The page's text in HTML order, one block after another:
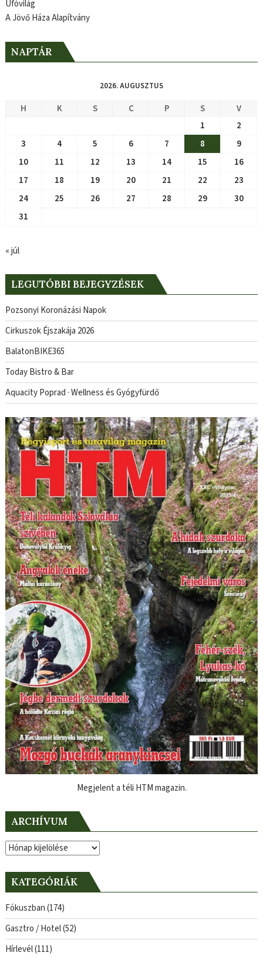
Ufóvilág
A Jövő Háza Alapítvány
NAPTÁR
2026. AUGUSZTUS
H K S C P S
V
1
2
3
4 5 6 7 8
9
10
11 12 13 14 15
16
17
18 19 20 21 22
23
24
25 26 27 28 29
30
31
« júl
LEGUTÓBBI BEJEGYZÉSEK
Pozsonyi Koronázási Napok
Cirkuszok Éjszakája 2026
BalatonBIKE365
Today Bistro & Bar
Aquacity Poprad · Wellness és Gyógyfürdő
Megjelent a téli HTM magazin.
ARCHÍVUM
Archívum
KATEGÓRIÁK
Fókuszban(174)
Gasztro / Hotel(52)
Hírlevél(111)